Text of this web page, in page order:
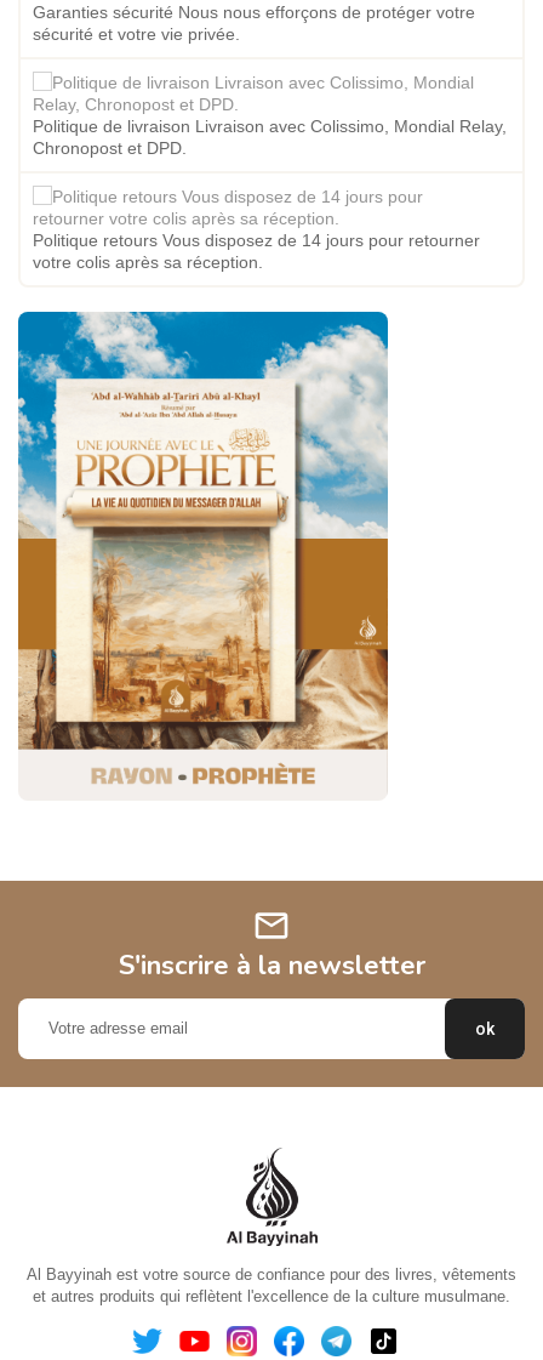
Garanties sécurité Nous nous efforçons de protéger votre
sécurité et votre vie privée.
Politique de livraison Livraison avec Colissimo, Mondial Relay,
Chronopost et DPD.
Politique retours Vous disposez de 14 jours pour retourner
votre colis après sa réception.
mail
S'inscrire à la newsletter
Al Bayyinah est votre source de confiance pour des livres, vêtements
et autres produits qui reflètent l'excellence de la culture musulmane.